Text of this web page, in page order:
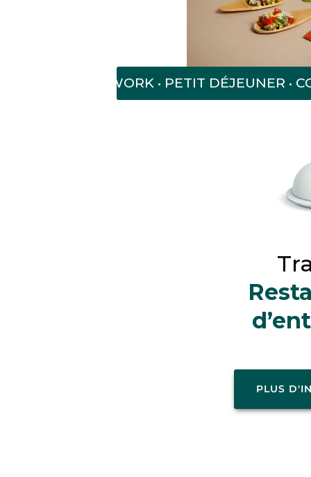
• AFTERWORK • PETIT DÉJEUNER •
PLUS